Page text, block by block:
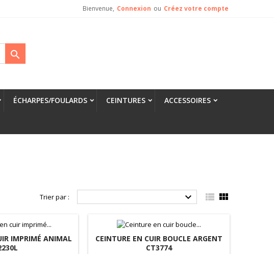
Bienvenue, Connexion ou Créez votre compte

ÉCHARPES/FOULARDS CEINTURES ACCESSOIRES
Trier par :   
IMPRIMÉ ANIMAL
CEINTURE EN CUIR BOUCLE ARGENT
CT3774